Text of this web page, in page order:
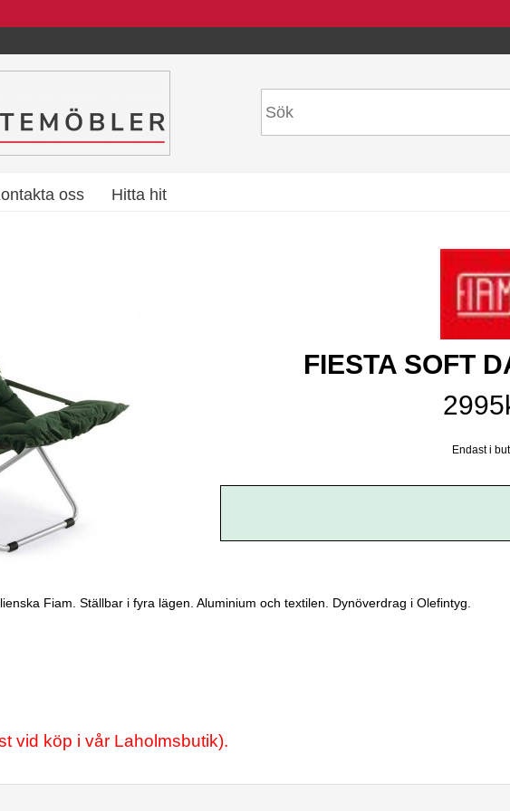
oss Hitta hit
FIESTA SOFT
Endast i
Fiam. Ställbar i fyra lägen. Aluminium och textilen. Dynöverdrag i Olefintyg.
vid köp i vår Laholmsbutik).